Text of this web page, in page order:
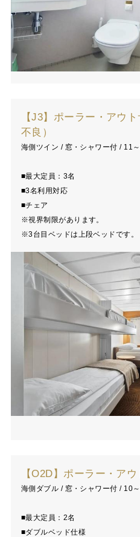
【J3】ポーラー・アウ
不良）
海側ツイン / 窓・シャワー付 / 11
■最大定員：3名
■3名利用対応
■チェア
※視界制限があります。
※3台目ベッドは上段ベッドです。
【O2D】ポーラー・ア
海側ダブル / 窓・シャワー付 / 10
■最大定員：2名
■ダブルベッド仕様